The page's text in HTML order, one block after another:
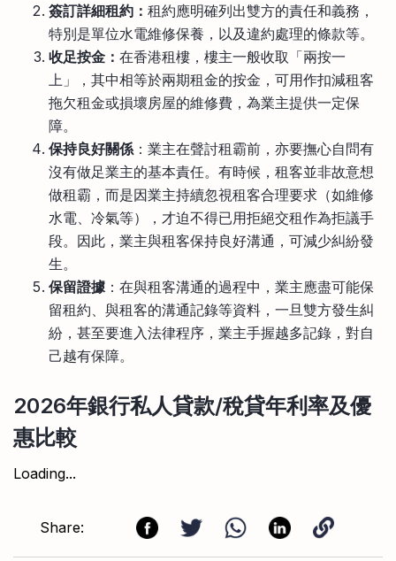
簽訂詳細租約： 租約應明確列出雙方的責任和義務，
特別是單位水電維修保養，以及違約處理的條款等。
收足按金： 在香港租樓，樓主一般收取「兩按一
上」，其中相等於兩期租金的按金，可用作扣減租客
拖欠租金或損壞房屋的維修費，為業主提供一定保
障。
保持良好關係 ：業主在聲討租霸前，亦要撫心自問有
沒有做足業主的基本責任。有時候，租客並非故意想
做租霸，而是因業主持續忽視租客合理要求（如維修
水電、冷氣等），才迫不得已用拒絕交租作為拒議手
段。因此，業主與租客保持良好溝通，可減少糾紛發
生。
保留證據 ：在與租客溝通的過程中，業主應盡可能保
留租約、與租客的溝通記錄等資料，一旦雙方發生糾
紛，甚至要進入法律程序，業主手握越多記錄，對自
己越有保障。
2026年銀行私人貸款/稅貸年利率及優
惠比較
Loading...
Share: